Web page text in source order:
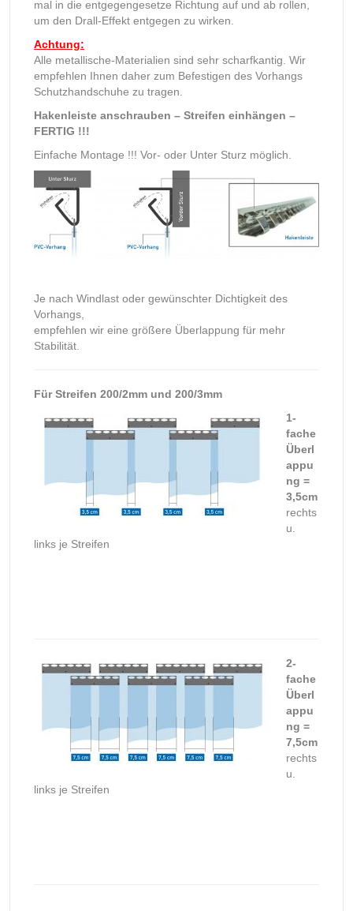
mal in die entgegengesetze Richtung auf und ab rollen,
um den Drall-Effekt entgegen zu wirken.
Achtung:
Alle metallische-Materialien sind sehr scharfkantig. Wir
empfehlen Ihnen daher zum Befestigen des Vorhangs
Schutzhandschuhe zu tragen.
Hakenleiste anschrauben – Streifen einhängen –
FERTIG !!!
Einfache Montage !!! Vor- oder Unter Sturz möglich.
Je nach Windlast oder gewünschter Dichtigkeit des
Vorhangs,
empfehlen wir eine größere Überlappung für mehr
Stabilität.
Für Streifen 200/2mm und 200/3mm
1-
fache
Überl
appu
ng =
3,5cm
rechts
u.
links je Streifen
2-
fache
Überl
appu
ng =
7,5cm
rechts
u.
links je Streifen